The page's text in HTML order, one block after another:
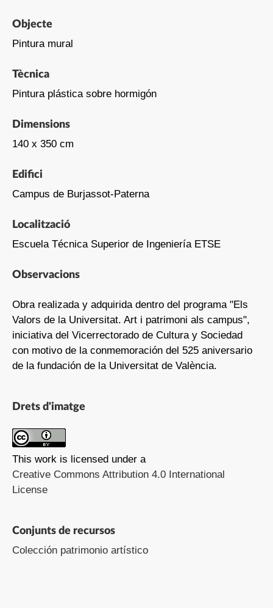
Objecte
Pintura mural
Tècnica
Pintura plástica sobre hormigón
Dimensions
140 x 350 cm
Edifici
Campus de Burjassot-Paterna
Localització
Escuela Técnica Superior de Ingeniería ETSE
Observacions
Obra realizada y adquirida dentro del programa "Els
Valors de la Universitat. Art i patrimoni als campus",
iniciativa del Vicerrectorado de Cultura y Sociedad
con motivo de la conmemoración del 525 aniversario
de la fundación de la Universitat de València.
Drets d'imatge
This work is licensed under a
Creative Commons Attribution 4.0 International
License
Conjunts de recursos
Colección patrimonio artístico